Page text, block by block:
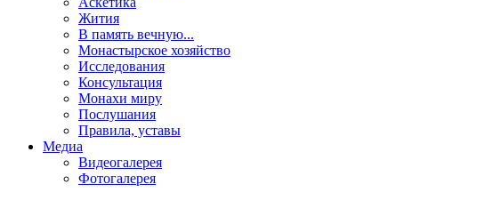
Жития
В память вечную...
Монастырское хозяйство
Исследования
Консультация
Монахи миру
Послушания
Правила, уставы
Медиа
Видеогалерея
Фотогалерея